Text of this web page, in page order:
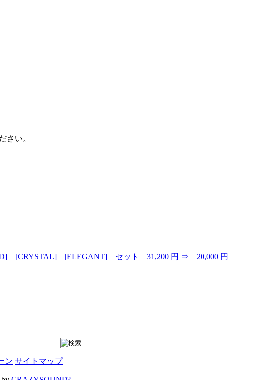
さい。
[CRYSTAL] [ELEGANT] セット 31,200 円 ⇒ 20,000 円
ン サイトマップ